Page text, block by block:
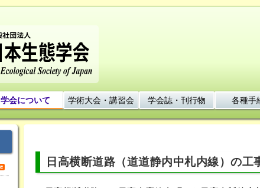
学会について 学術大会・講習会 学会誌・刊行物 各種手
日高横断道路（道道静内中札内線）の工